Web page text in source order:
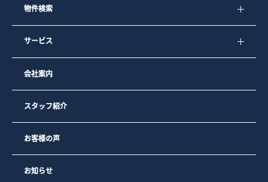
物件検索
サービス
会社案内
スタッフ紹介
お客様の声
お知らせ